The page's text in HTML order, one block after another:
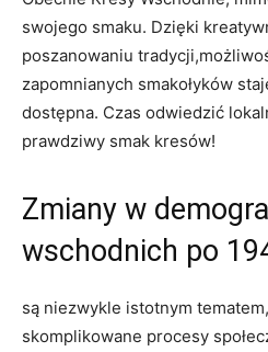
swojego smaku. Dzięki
poszanowaniu
zapomnianych smakołyków
dostępna. Czas odwiedzić
prawdziwy smak kresów!
Zmiany w
wschodnich po
są niezwykle istotnym
skomplikowane procesy